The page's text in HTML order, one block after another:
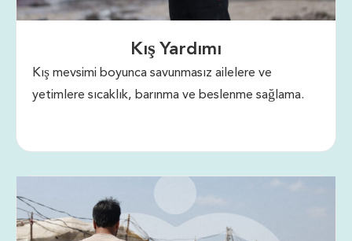
Kış Yardımı
Kış mevsimi boyunca savunmasız ailelere ve
yetimlere sıcaklık, barınma ve beslenme sağlama.